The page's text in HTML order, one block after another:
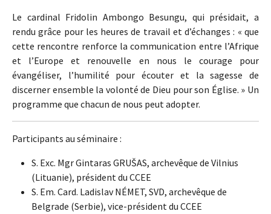
Le cardinal Fridolin Ambongo Besungu, qui présidait, a
rendu grâce pour les heures de travail et d’échanges : « que
cette rencontre renforce la communication entre l’Afrique
et l’Europe et renouvelle en nous le courage pour
évangéliser, l’humilité pour écouter et la sagesse de
discerner ensemble la volonté de Dieu pour son Église. » Un
programme que chacun de nous peut adopter.
Participants au séminaire :
S. Exc. Mgr Gintaras GRUŠAS, archevêque de Vilnius
(Lituanie), président du CCEE
S. Em. Card. Ladislav NÉMET, SVD, archevêque de
Belgrade (Serbie), vice-président du CCEE